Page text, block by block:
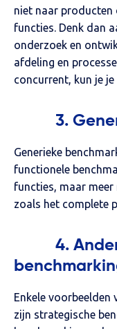
niet naar producten
functies. Denk dan
onderzoek en
afdeling en
concurrent, kun je
3.
Generieke
functionele
functies, maar
zoals het complete
4.
Enkele voorbeelden
zijn strategische